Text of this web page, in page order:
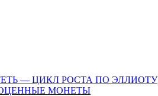
— ЦИКЛ РОСТА ПО ЭЛЛИОТУ
МОНЕТЫ